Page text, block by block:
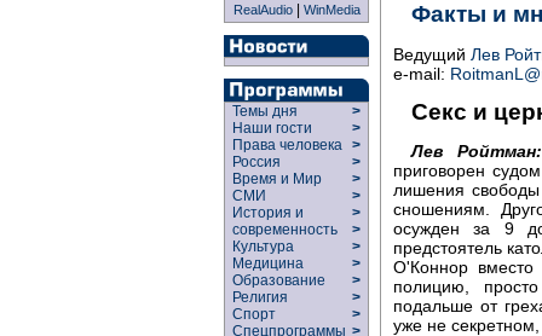
RealAudio| WinMedia
Темы дня
>
Наши гости
>
Права человека >
Россия
>
Время и Мир
>
СМИ
>
История и
современность
>
>
Культура
>
Медицина
>
Образование
>
Религия
>
Спорт
>
Спецпрограммы >
Факты и
Ведущий Лев
e-mail:
Секс и
Лев Ройтман:
приговорен
лишения
сношениям.
осужден за 9
предстоятель
О'Коннор
полицию,
подальше от
уже не